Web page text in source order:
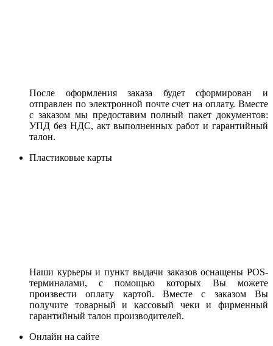
После оформления заказа будет сформирован и
отправлен по электронной почте счет на оплату. Вместе
с заказом мы предоставим полный пакет документов:
УПД без НДС, акт выполненных работ и гарантийный
талон.
Пластиковые карты
Наши курьеры и пункт выдачи заказов оснащены POS-
терминалами, с помощью которых Вы можете
произвести оплату картой. Вместе с заказом Вы
получите товарный и кассовый чеки и фирменный
гарантийный талон производителей.
Онлайн на сайте